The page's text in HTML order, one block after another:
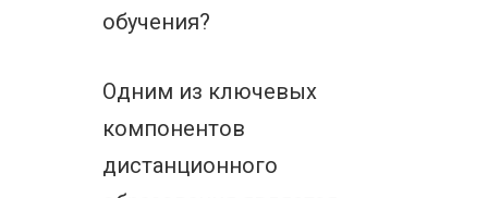
обучения?
Одним из ключевых
компонентов
дистанционного